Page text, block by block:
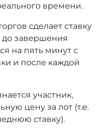
времени.
сделает ставку
завершения
на пять минут с
и после каждой
участник,
цену за лот (т.е.
ставку).